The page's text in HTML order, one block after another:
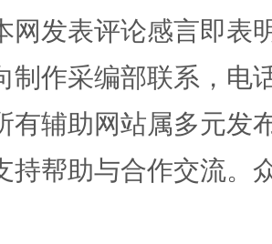
对药下症？
网发表评论感言即表
制作采编部联系，电
有辅助网站属多元发
持帮助与合作交流。